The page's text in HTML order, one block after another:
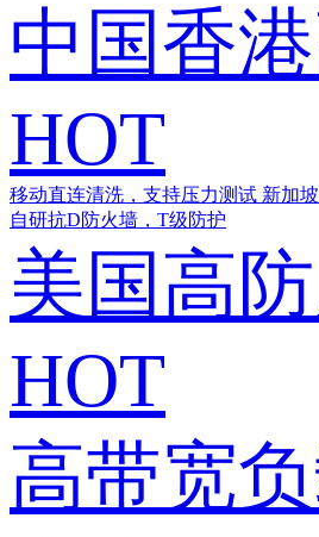
中国香
HOT
移动直连清洗，支持压力测试 新加
自研抗D防火墙，T级防护
美国高
HOT
高带宽